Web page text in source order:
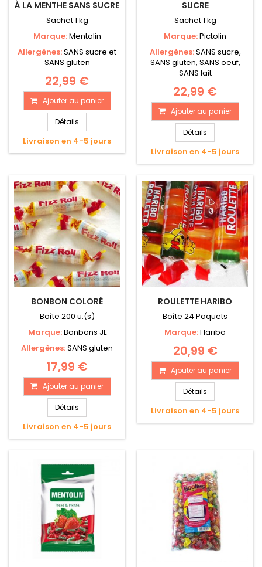
À LA MENTHE SANS SUCRE
Sachet 1 kg
Marque:Mentolin
Allergènes:SANS sucre et
SANS gluten
22,99 €
Ajouter au panier
Détails
Livraison en 4-5 jours
SUCRE
Sachet 1 kg
Marque:Pictolin
Allergènes:SANS sucre,
SANS gluten, SANS oeuf,
SANS lait
22,99 €
Ajouter au panier
Détails
Livraison en 4-5 jours
BONBON COLORÉ
Boîte 200 u.(s)
Marque:Bonbons JL
Allergènes:SANS gluten
17,99 €
Ajouter au panier
Détails
Livraison en 4-5 jours
ROULETTE HARIBO
Boîte 24 Paquets
Marque:Haribo
20,99 €
Ajouter au panier
Détails
Livraison en 4-5 jours